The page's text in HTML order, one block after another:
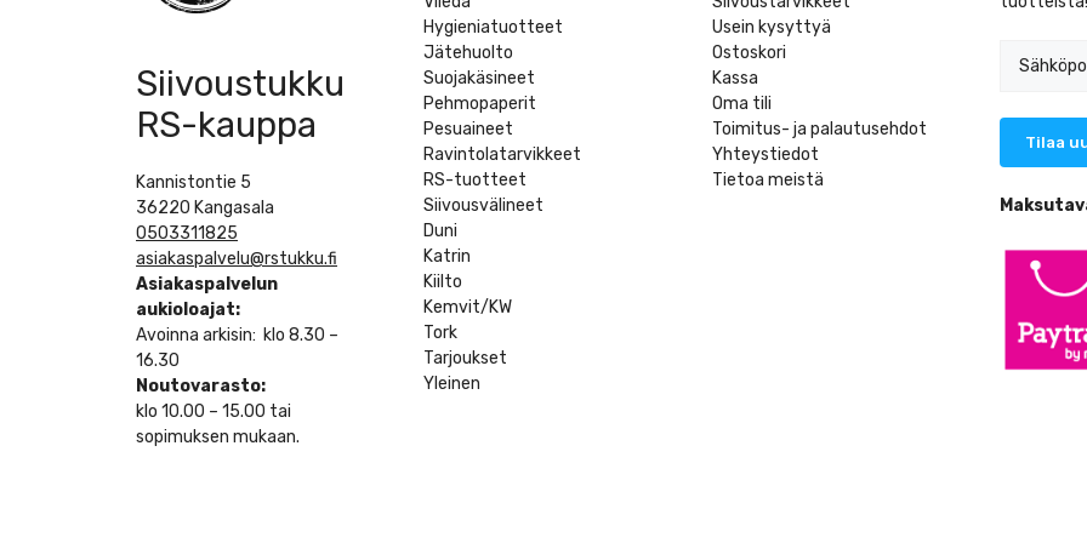
Siivoustukku
RS-kauppa
Kannistontie 5
36220 Kangasala
0503311825
asiakaspalvelu@rstukku.fi
Asiakaspalvelun
aukioloajat:
Avoinna arkisin: klo 8.30 –
16.30
Noutovarasto:
klo 10.00 – 15.00 tai
sopimuksen mukaan.
Hygieniatuotteet
Jätehuolto
Suojakäsineet
Pehmopaperit
Pesuaineet
Ravintolatarvikkeet
RS-tuotteet
Siivousvälineet
Duni
Katrin
Kiilto
Kemvit/KW
Tork
Tarjoukset
Yleinen
Usein kysyttyä
Ostoskori
Kassa
Oma tili
Toimitus- ja palautusehdot
Yhteystiedot
Tietoa meistä